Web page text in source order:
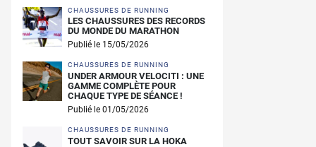
CHAUSSURES DE RUNNING
LES CHAUSSURES DES RECORDS
DU MONDE DU MARATHON
Publié le 15/05/2026
CHAUSSURES DE RUNNING
UNDER ARMOUR VELOCITI : UNE
GAMME COMPLÈTE POUR
CHAQUE TYPE DE SÉANCE !
Publié le 01/05/2026
CHAUSSURES DE RUNNING
TOUT SAVOIR SUR LA HOKA